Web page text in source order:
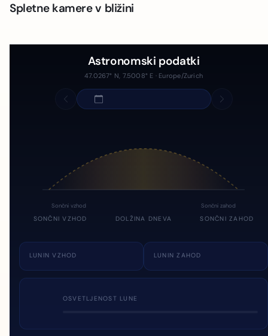
Spletne kamere v bližini
Astronomski podatki
47.0267° N, 7.5008° E · Europe/Zurich
Sončni vzhod Sončni zahod
SONČNI VZHOD DOLŽINA DNEVA SONČNI ZAHOD
LUNIN VZHOD LUNIN ZAHOD
OSVETLJENOST LUNE